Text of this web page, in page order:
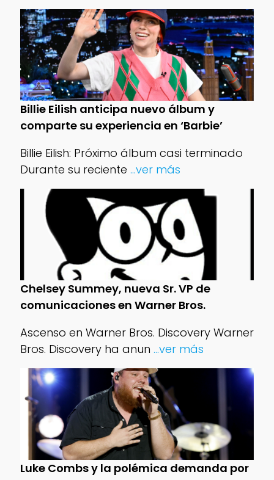
Billie Eilish anticipa nuevo álbum y
comparte su experiencia en ‘Barbie’
Billie Eilish: Próximo álbum casi terminado
Durante su reciente ...ver más
Chelsey Summey, nueva Sr. VP de
comunicaciones en Warner Bros.
Ascenso en Warner Bros. Discovery Warner
Bros. Discovery ha anun ...ver más
Luke Combs y la polémica demanda por